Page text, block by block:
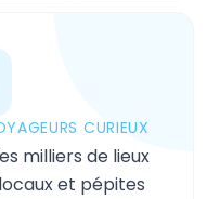
CURIEUX
milliers de lieux
et pépites